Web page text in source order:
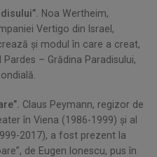
Noa Wertheim,
Vertigo din Israel,
și modul în care a creat,
– Grădina Paradisului,
Claus Peymann, regizor de
în Viena (1986-1999) și al
2017), a fost prezent la
de Eugen Ionescu, pus în